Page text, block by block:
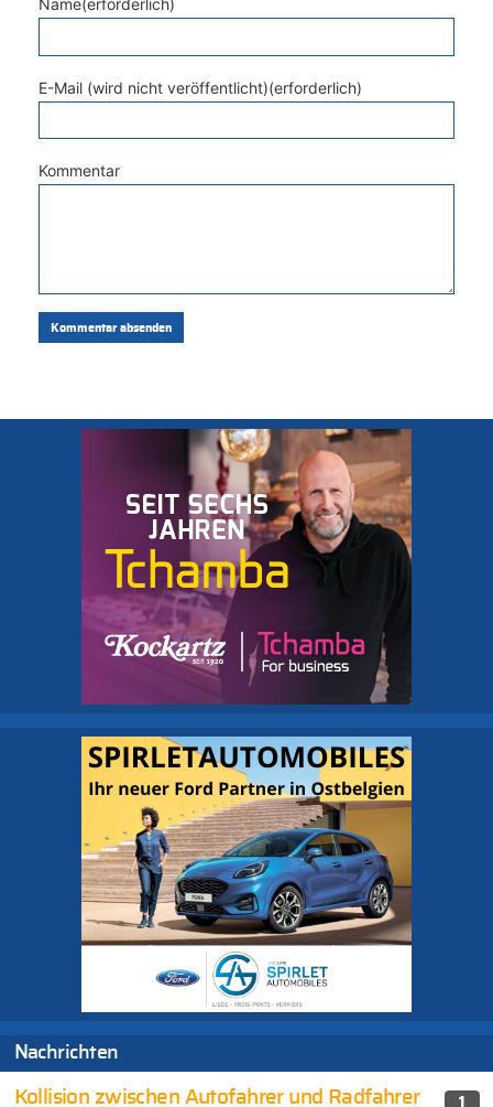
Name(erforderlich)
E-Mail (wird nicht veröffentlicht)(erforderlich)
Kommentar
Nachrichten
1
Kollision zwischen Autofahrer und Radfahrer